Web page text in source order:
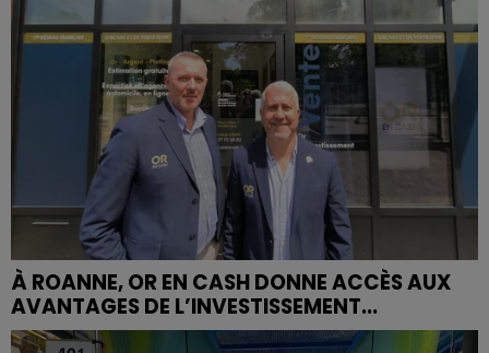
À ROANNE, OR EN CASH DONNE ACCÈS AUX
AVANTAGES DE L’INVESTISSEMENT...